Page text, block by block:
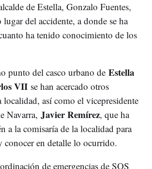
de Estella, Gonzalo Fuentes,
lugar del accidente, a donde se ha
ha tenido conocimiento de los
punto del casco urbano de Estella
VII se han acercado otros
localidad, así como el vicepresidente
Navarra, Javier Remírez, que ha
a la comisaría de la localidad para
conocer en detalle lo ocurrido.
de emergencias de SOS